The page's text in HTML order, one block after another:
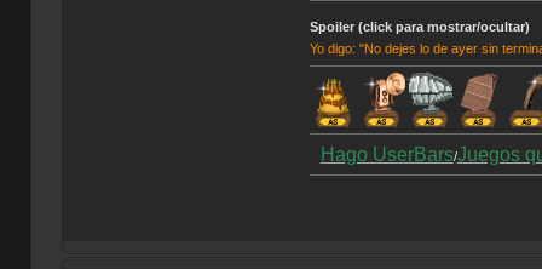
Spoiler (click para mostrar/ocultar)
Yo digo: "No dejes lo de ayer sin
Hago UserBars/Juegos